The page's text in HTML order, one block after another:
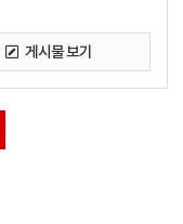
게시물 보기